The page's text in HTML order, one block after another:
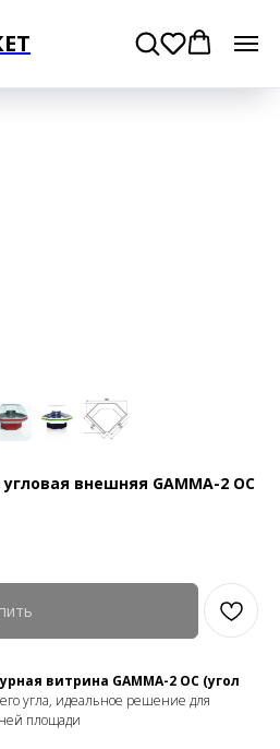
внешняя GAMMA-2 OC
витрина GAMMA-2 OC (угол
угла, идеальное решение для
площади